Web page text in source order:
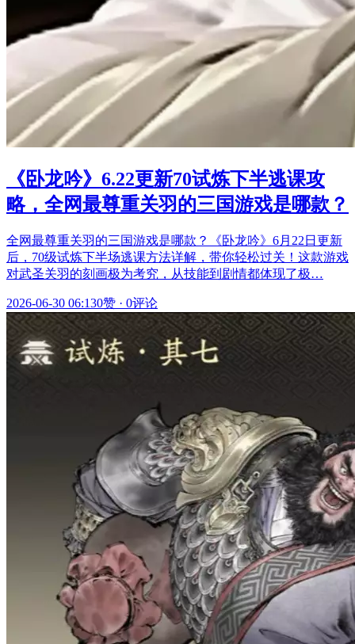
《卧龙吟》6.22更新70试炼下半逃课攻
略，全网最尊重关羽的三国游戏是哪款？
全网最尊重关羽的三国游戏是哪款？《卧龙吟》6月22日更新
后，70级试炼下半场逃课方法详解，带你轻松过关！这款游戏
对武圣关羽的刻画极为考究，从技能到剧情都体现了极…
2026-06-30 06:130赞 · 0评论